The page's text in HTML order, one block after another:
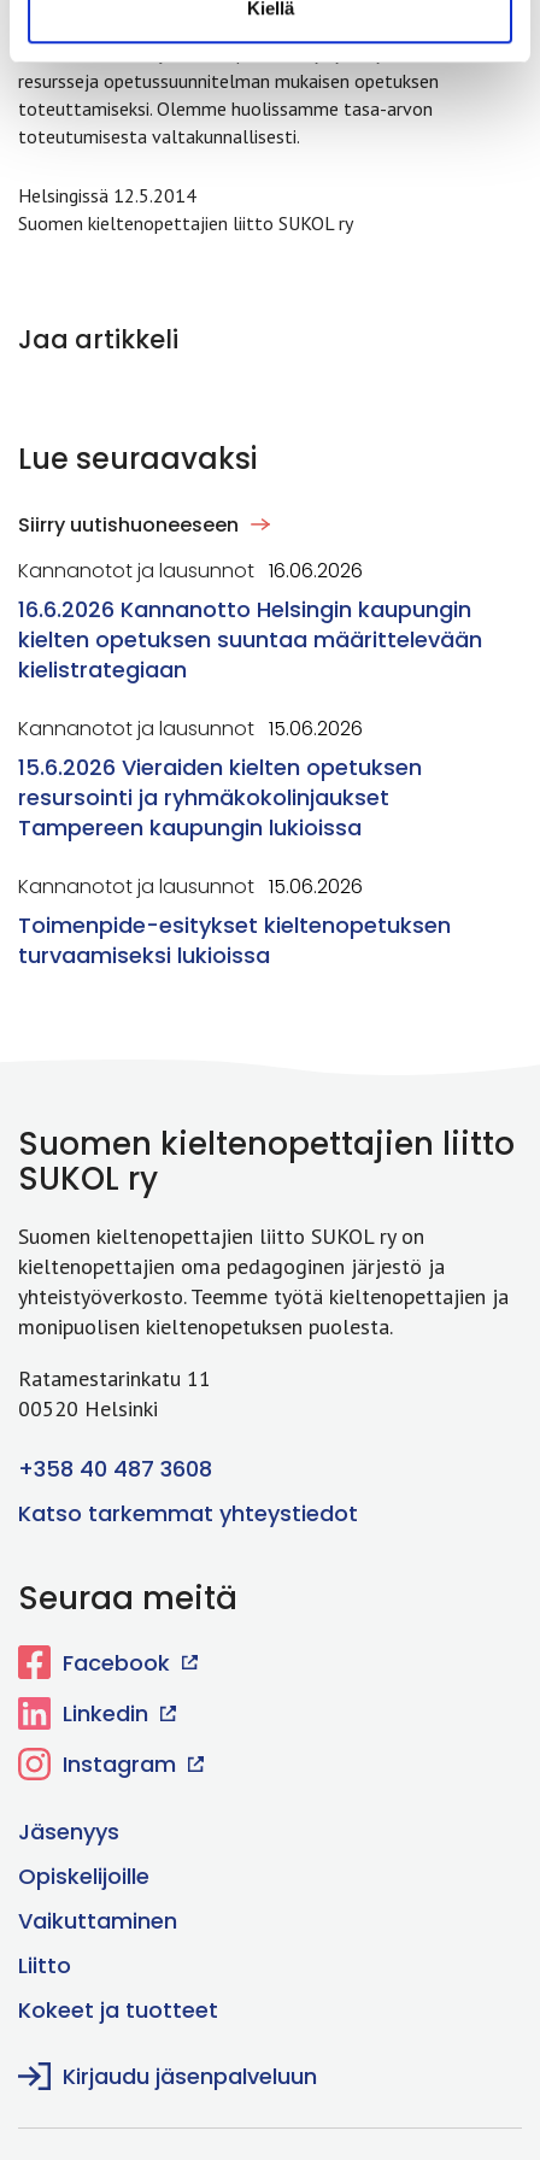
Kiellä
resursseja opetussuunnitelman mukaisen opetuksen
toteuttamiseksi. Olemme huolissamme tasa-arvon
toteutumisesta valtakunnallisesti.
Helsingissä 12.5.2014
Suomen kieltenopettajien liitto SUKOL ry
Jaa artikkeli
Lue seuraavaksi
Siirry uutishuoneeseen
Kannanotot ja lausunnot 16.06.2026
16.6.2026 Kannanotto Helsingin kaupungin
kielten opetuksen suuntaa määrittelevään
kielistrategiaan
Kannanotot ja lausunnot 15.06.2026
15.6.2026 Vieraiden kielten opetuksen
resursointi ja ryhmäkokolinjaukset
Tampereen kaupungin lukioissa
Kannanotot ja lausunnot 15.06.2026
Toimenpide-esitykset kieltenopetuksen
turvaamiseksi lukioissa
Suomen kieltenopettajien liitto
SUKOL ry
Suomen kieltenopettajien liitto SUKOL ry on
kieltenopettajien oma pedagoginen järjestö ja
yhteistyöverkosto. Teemme työtä kieltenopettajien ja
monipuolisen kieltenopetuksen puolesta.
Ratamestarinkatu 11
00520 Helsinki
+358 40 487 3608
Katso tarkemmat yhteystiedot
Seuraa meitä
Facebook
Linkedin
Instagram
Jäsenyys
Opiskelijoille
Vaikuttaminen
Liitto
Kokeet ja tuotteet
Kirjaudu jäsenpalveluun